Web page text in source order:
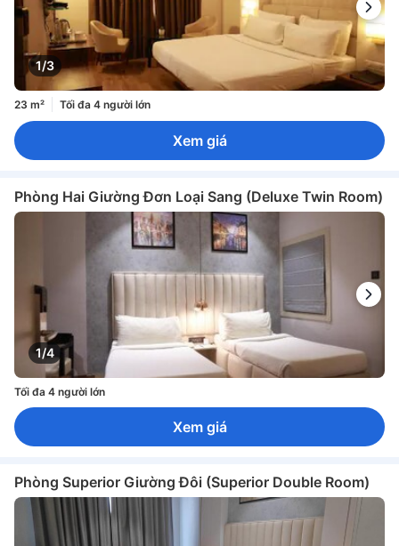
1/3
23 m² Tối đa 4 người lớn
Xem giá
Phòng Hai Giường Đơn Loại Sang (Deluxe Twin Room)
1/4
Tối đa 4 người lớn
Xem giá
Phòng Superior Giường Đôi (Superior Double Room)